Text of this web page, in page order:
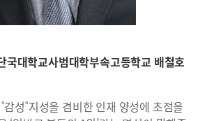
대학교사범대학부속고등학교 배철호
감성˚지성을 겸비한 인재 양성에 초점을